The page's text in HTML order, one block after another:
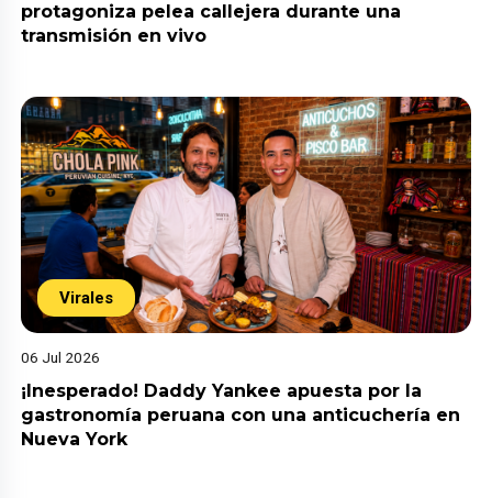
protagoniza pelea callejera durante una
transmisión en vivo
Virales
06 Jul 2026
¡Inesperado! Daddy Yankee apuesta por la
gastronomía peruana con una anticuchería en
Nueva York